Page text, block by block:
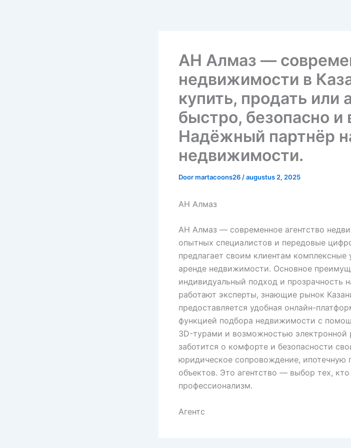
АН Алмаз —
недвижимости в
купить, продать или
быстро, безопасно и
Надёжный партнёр
недвижимости.
Doormartacoons26 /augustus 2, 2025
АН Алмаз
АН Алмаз — современное агентство
опытных специалистов и передовые
предлагает своим клиентам комплексные
аренде недвижимости. Основное
индивидуальный подход и прозрачность
работают эксперты, знающие рынок
предоставляется удобная онлайн-
функцией подбора недвижимости с
3D-турами и возможностью электронной
заботится о комфорте и безопасности
юридическое сопровождение, ипотечную
объектов. Это агентство — выбор тех,
профессионализм.
Агентс